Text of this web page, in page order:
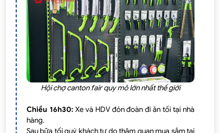
Hội chợ canton fair quy mô lớn nhất thế giới
Chiều 16h30:Xe và HDV đón đoàn đi ăn tối tại nhà
hàng.
Sau bữa tối quý khách tự do thăm quan mua sắm tại